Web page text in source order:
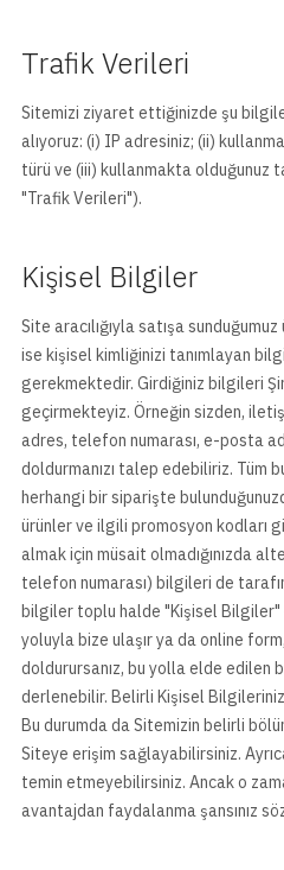
Trafik Verileri
Sitemizi ziyaret ettiğinizde şu
alıyoruz: (i) IP adresiniz; (ii)
türü ve (iii) kullanmakta olduğunuz
"Trafik Verileri").
Kişisel Bilgiler
Site aracılığıyla satışa
ise kişisel kimliğinizi tanımlayan
gerekmektedir. Girdiğiniz bilgileri
geçirmekteyiz. Örneğin sizden,
adres, telefon numarası, e-posta
doldurmanızı talep edebiliriz. Tüm
herhangi bir siparişte
ürünler ve ilgili promosyon kodları
almak için müsait olmadığınızda
telefon numarası) bilgileri de
bilgiler toplu halde "Kişisel Bilgiler"
yoluyla bize ulaşır ya da online
doldurursanız, bu yolla elde
derlenebilir. Belirli Kişisel
Bu durumda da Sitemizin belirli
Siteye erişim sağlayabilirsiniz.
temin etmeyebilirsiniz. Ancak o
avantajdan faydalanma şansınız